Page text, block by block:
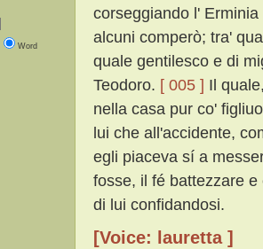
Word
corseggiando l'
alcuni comperò; tra'
quale gentilesco e di
Teodoro. [ 005 ] Il
nella casa pur co'
lui che all'accidente,
egli piaceva sí a
fosse, il fé battezzare
di lui confidandosi.
[Voice: lauretta ]